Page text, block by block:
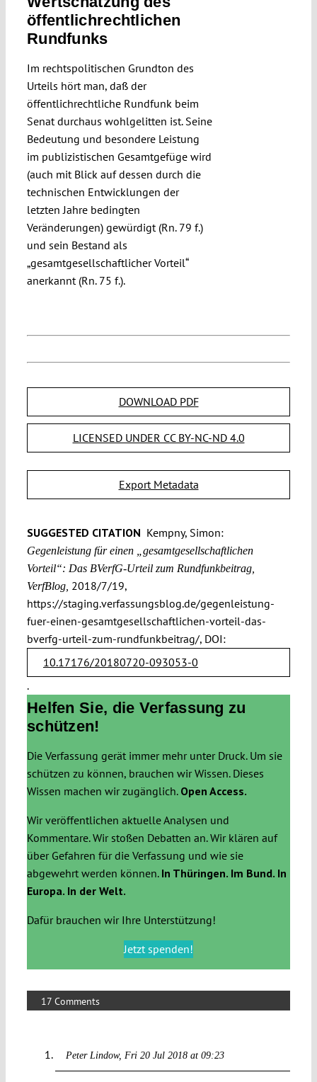
öffentlichrechtlichen
Rundfunks
Im rechtspolitischen Grundton des
Urteils hört man, daß der
öffentlichrechtliche Rundfunk beim
Senat durchaus wohlgelitten ist. Seine
Bedeutung und besondere Leistung
im publizistischen Gesamtgefüge wird
(auch mit Blick auf dessen durch die
technischen Entwicklungen der
letzten Jahre bedingten
Veränderungen) gewürdigt (Rn. 79 f.)
und sein Bestand als
„gesamtgesellschaftlicher Vorteil“
anerkannt (Rn. 75 f.).
DOWNLOAD PDF
LICENSED UNDER CC BY-NC-ND 4.0
Export Metadata
SUGGESTED CITATION Kempny, Simon:
Gegenleistung für einen „gesamtgesellschaft­lichen
Vorteil“: Das BVerfG-Urteil zum Rundfunkbeitrag,
VerfBlog, 2018/7/19,
https://staging.verfassungsblog.de/gegenleistung-
fuer-einen-gesamtgesellschaftlichen-vorteil-das-
bverfg-urteil-zum-rundfunkbeitrag/, DOI:
10.17176/20180720-093053-0
.
Helfen Sie, die Verfassung zu
schützen!
Die Verfassung gerät immer mehr unter Druck. Um sie
schützen zu können, brauchen wir Wissen. Dieses
Wissen machen wir zugänglich. Open Access.
Wir veröffentlichen aktuelle Analysen und
Kommentare. Wir stoßen Debatten an. Wir klären auf
über Gefahren für die Verfassung und wie sie
abgewehrt werden können. In Thüringen. Im Bund. In
Europa. In der Welt.
Dafür brauchen wir Ihre Unterstützung!
Jetzt spenden!
17 Comments
Peter Lindow Fri 20 Jul 2018 at 09:23